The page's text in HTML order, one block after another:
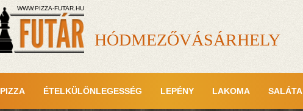
WWW.PIZZA-FUTAR.HU
HÓDMEZŐVÁSÁRHELY
PIZZA ÉTELKÜLÖNLEGESSÉG LEPÉNY LAKOMA SALÁTA